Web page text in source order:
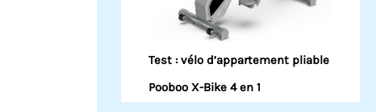
Test : vélo d’appartement pliable
Pooboo X-Bike 4 en 1